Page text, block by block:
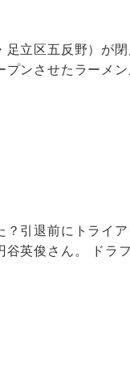
立区五反野）が
ンさせたラーメ
？引退前にトライ
谷英俊さん。 ド